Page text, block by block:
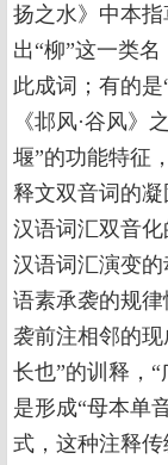
扬之水》中本
出“柳”这一类
此成词；有的是
《邶风·谷风》
堰”的功能特征
释文双音词的
汉语词汇双音
汉语词汇演变
语素承袭的规
袭前注相邻的现
长也”的训释，
是形成“母本单
式，这种注释